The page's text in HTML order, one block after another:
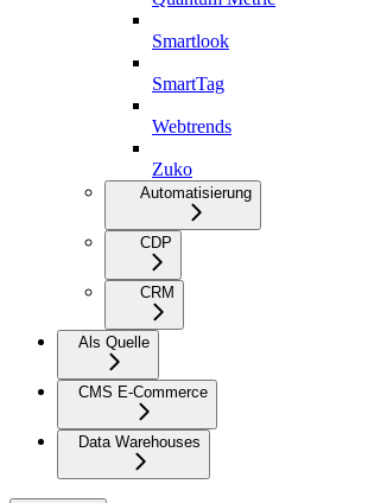
Smartlook
SmartTag
Webtrends
Zuko
Automatisierung
CDP
CRM
Als Quelle
CMS E-Commerce
Data Warehouses